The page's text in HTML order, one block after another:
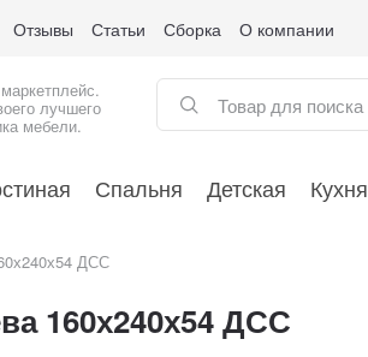
Отзывы Статьи Сборка О компании
лучшего
мебели.
Спальня Детская Кухня
ДСС
160х240х54 ДСС